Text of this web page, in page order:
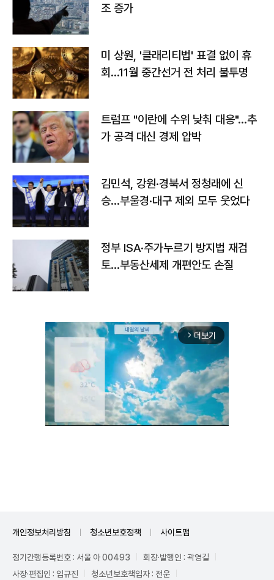
조 증가
미 상원, '클래리티법' 표결 없이 휴
회…11월 중간선거 전 처리 불투명
트럼프 "이란에 수위 낮춰 대응"…추
가 공격 대신 경제 압박
김민석, 강원·경북서 정청래에 신
승…부울경·대구 제외 모두 웃었다
정부 ISA·주가누르기 방지법 재검
토…부동산세제 개편안도 손질
arrow_forward_ios 더보기
개인정보처리방침 청소년보호정책 사이트맵
정기간행등록번호 : 서울 아 00493
회장·발행인 : 곽영길
사장·편집인 : 임규진
청소년보호책임자 : 전운